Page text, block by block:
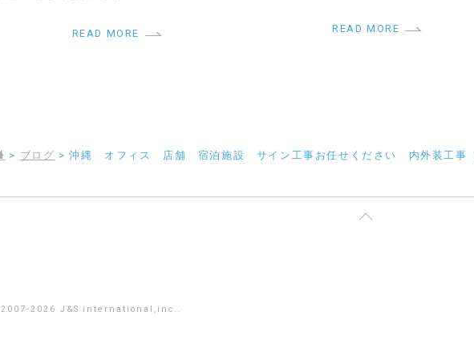
READ MORE READ MORE
> ブログ >沖縄 オフィス 店舗 宿泊施設 サイン工事お任せください 内外装工事（
2007-2026 J&S international,inc..